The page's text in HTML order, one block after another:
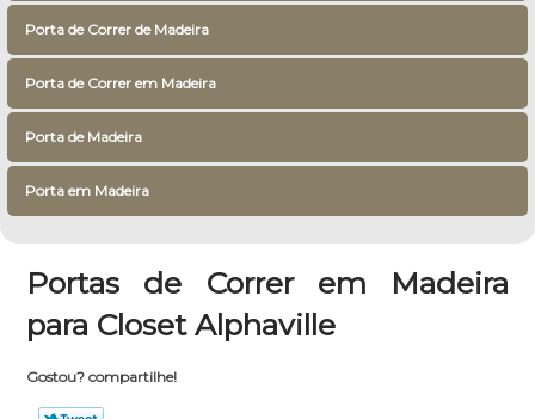
Porta de Correr de Madeira
Porta de Correr em Madeira
Porta de Madeira
Porta em Madeira
Portas de Correr em Madeira
para Closet Alphaville
Gostou? compartilhe!